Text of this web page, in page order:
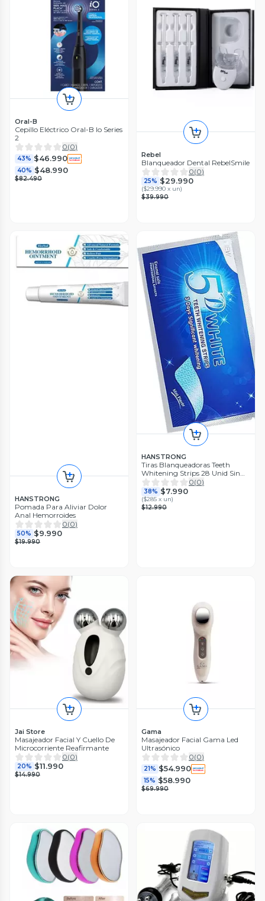
Oral-B
Cepillo Eléctrico Oral-B Io Series
2
0(0)
43% $46.990
40% $48.990
$82.490
Rebel
Blanqueador Dental RebelSmile
0(0)
25% $29.990
($29.990 x un)
$39.990
HANSTRONG
Pomada Para Aliviar Dolor
Anal Hemorroides
0(0)
50% $9.990
$19.990
HANSTRONG
Tiras Blanqueadoras Teeth
Whitening Strips 28 Unid Sin
Caja
0(0)
38% $7.990
($285 x un)
$12.990
Jai Store
Masajeador Facial Y Cuello De
Microcorriente Reafirmante
0(0)
20% $11.990
$14.990
Gama
Masajeador Facial Gama Led
Ultrasónico
0(0)
21% $54.990
15% $58.990
$69.990